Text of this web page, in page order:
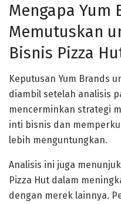
Mengapa Yum
Memutuskan
Bisnis Pizza
Keputusan Yum Brands
diambil setelah analisis
mencerminkan strategi
inti bisnis dan
lebih menguntungkan.
Analisis ini juga
Pizza Hut dalam
dengan merek lainnya.